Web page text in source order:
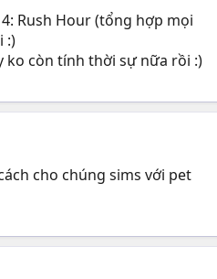
Rush Hour (tổng hợp mọi
:)
ko còn tính thời sự nữa rồi :)
cho chúng sims với pet